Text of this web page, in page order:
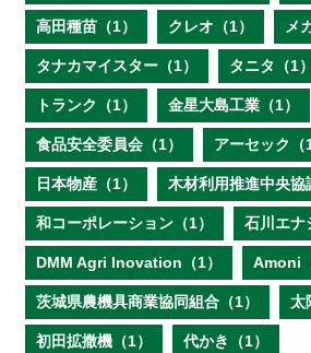
高田種苗（1） クレオ（1） メ
タナカマイスター（1） タニタ（1）
トランク（1） 金星大島工業（1）
食品安全委員会（1） アーセック（1
日本物産（1） 木材利用推進中央協
和コーポレーション（1） 石川エナ
DMM Agri Inovation（1） Amoni
茨城県農機具商業協同組合（1） 太
初田拡撒機（1） 代かき（1）